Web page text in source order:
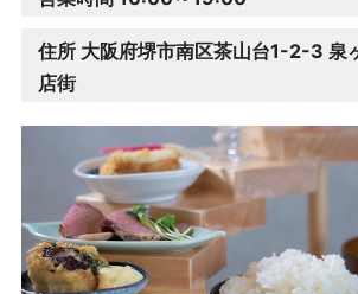
住所 大阪府堺市南区茶山台1-2-3 泉
店街